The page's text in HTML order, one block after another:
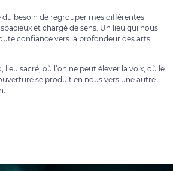
du besoin de regrouper mes différentes
et chargé de sens. Un lieu qui nous
confiance vers la profondeur des arts
lieu sacré, où l’on ne peut élever la voix, où le
se produit en nous vers une autre